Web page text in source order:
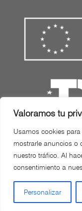
Valoramos tu
Usamos cookies para
mostrarle anuncios o
nuestro tráfico. Al
consentimiento a
Personalizar
©2026
Todos los
con❤